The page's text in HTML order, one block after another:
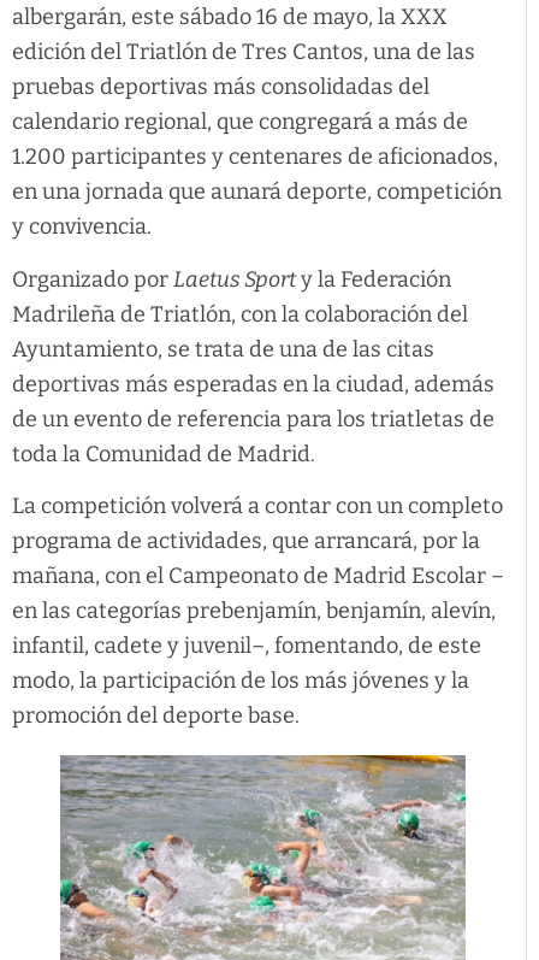
albergarán, este sábado 16 de mayo, la XXX
edición del Triatlón de Tres Cantos, una de las
pruebas deportivas más consolidadas del
calendario regional, que congregará a más de
1.200 participantes y centenares de aficionados,
en una jornada que aunará deporte, competición
y convivencia.
Organizado porLaetus Sporty la Federación
Madrileña de Triatlón, con la colaboración del
Ayuntamiento, se trata de una de las citas
deportivas más esperadas en la ciudad, además
de un evento de referencia para los triatletas de
toda la Comunidad de Madrid.
La competición volverá a contar con un completo
programa de actividades, que arrancará, por la
mañana, con el Campeonato de Madrid Escolar –
en las categorías prebenjamín, benjamín, alevín,
infantil, cadete y juvenil–, fomentando, de este
modo, la participación de los más jóvenes y la
promoción del deporte base.